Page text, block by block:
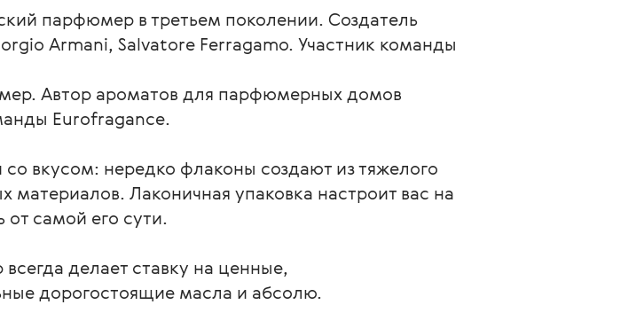
парфюмер в третьем поколении. Создатель
Armani, Salvatore Ferragamo. Участник команды
Автор ароматов для парфюмерных домов
Eurofragance.
вкусом: нередко флаконы создают из тяжелого
Лаконичная упаковка настроит вас на
самой его сути.
делает ставку на ценные,
дорогостоящие масла и абсолю.